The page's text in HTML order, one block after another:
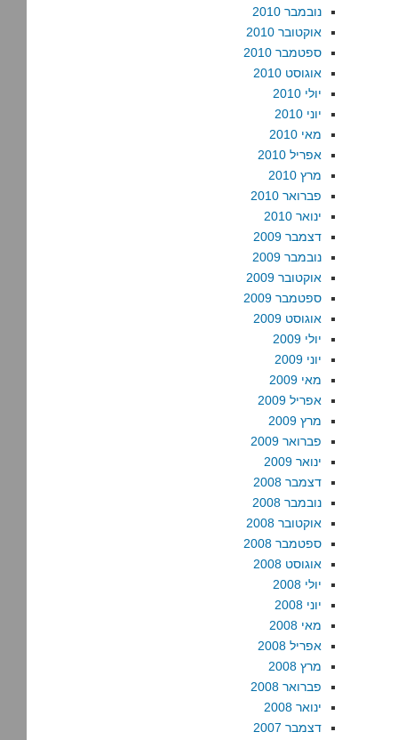
נובמבר 2010
אוקטובר 2010
ספטמבר 2010
אוגוסט 2010
יולי 2010
יוני 2010
מאי 2010
אפריל 2010
מרץ 2010
פברואר 2010
ינואר 2010
דצמבר 2009
נובמבר 2009
אוקטובר 2009
ספטמבר 2009
אוגוסט 2009
יולי 2009
יוני 2009
מאי 2009
אפריל 2009
מרץ 2009
פברואר 2009
ינואר 2009
דצמבר 2008
נובמבר 2008
אוקטובר 2008
ספטמבר 2008
אוגוסט 2008
יולי 2008
יוני 2008
מאי 2008
אפריל 2008
מרץ 2008
פברואר 2008
ינואר 2008
דצמבר 2007